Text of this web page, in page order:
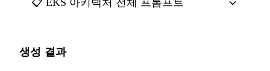
📋 EKS 아키텍처 전체 프롬프트
생성 결과